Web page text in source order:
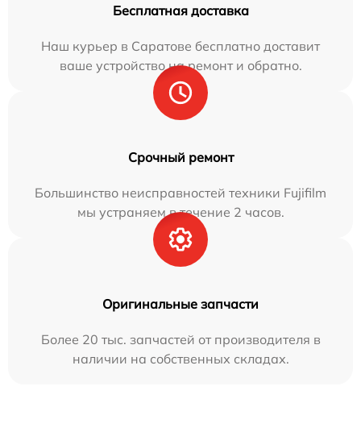
Бесплатная доставка
Наш курьер в Саратове бесплатно доставит
ваше устройство на ремонт и обратно.
Срочный ремонт
Большинство неисправностей техники Fujifilm
мы устраняем в течение 2 часов.
Оригинальные запчасти
Более 20 тыс. запчастей от производителя в
наличии на собственных складах.